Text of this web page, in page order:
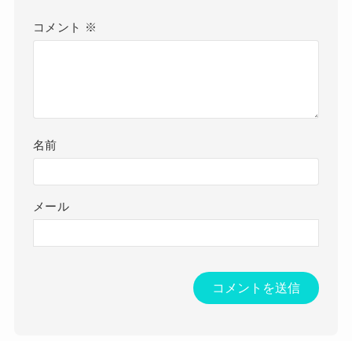
コメント ※
名前
メール